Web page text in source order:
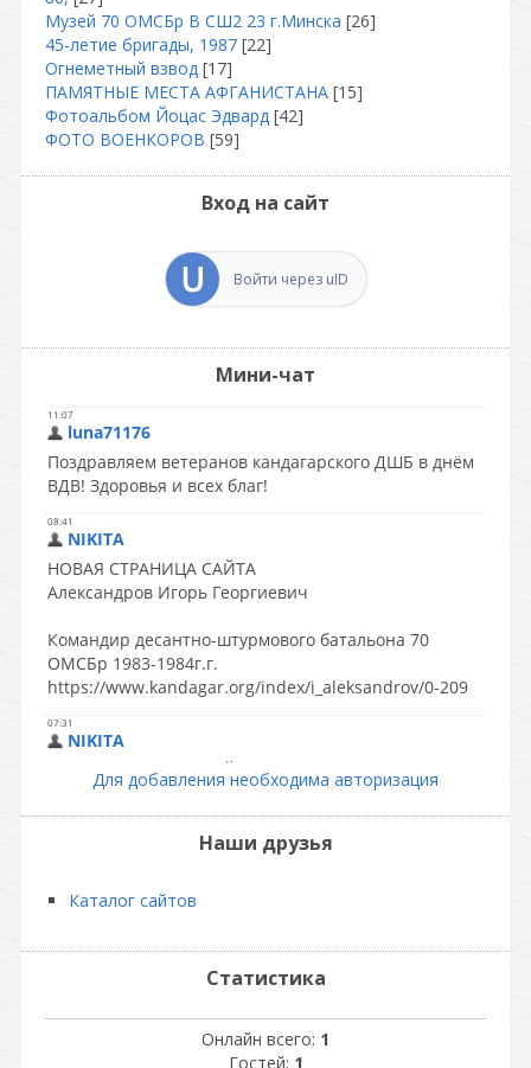
Музей 70 ОМСБр В СШ2 23 г.Минска [26]
45-летие бригады, 1987 [22]
Огнеметный взвод [17]
ПАМЯТНЫЕ МЕСТА АФГАНИСТАНА [15]
Фотоальбом Йоцас Эдвард [42]
ФОТО ВОЕНКОРОВ [59]
Вход на сайт
Войти через uID
Мини-чат
Для добавления необходима авторизация
Наши друзья
Каталог сайтов
Статистика
Онлайн всего: 1
Гостей: 1